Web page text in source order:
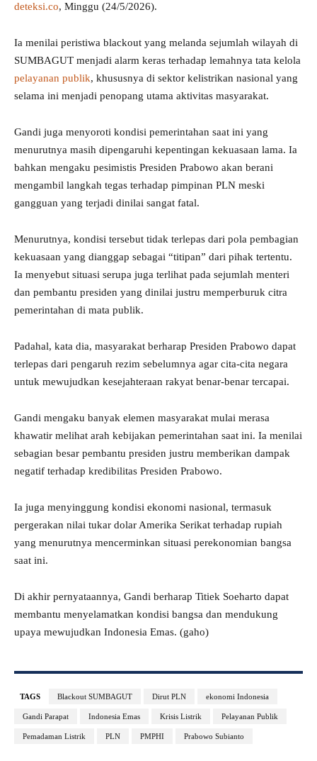
deteksi.co, Minggu (24/5/2026).
Ia menilai peristiwa blackout yang melanda sejumlah wilayah di
SUMBAGUT menjadi alarm keras terhadap lemahnya tata kelola
pelayanan publik, khususnya di sektor kelistrikan nasional yang
selama ini menjadi penopang utama aktivitas masyarakat.
Gandi juga menyoroti kondisi pemerintahan saat ini yang
menurutnya masih dipengaruhi kepentingan kekuasaan lama. Ia
bahkan mengaku pesimistis Presiden Prabowo akan berani
mengambil langkah tegas terhadap pimpinan PLN meski
gangguan yang terjadi dinilai sangat fatal.
Menurutnya, kondisi tersebut tidak terlepas dari pola pembagian
kekuasaan yang dianggap sebagai “titipan” dari pihak tertentu.
Ia menyebut situasi serupa juga terlihat pada sejumlah menteri
dan pembantu presiden yang dinilai justru memperburuk citra
pemerintahan di mata publik.
Padahal, kata dia, masyarakat berharap Presiden Prabowo dapat
terlepas dari pengaruh rezim sebelumnya agar cita-cita negara
untuk mewujudkan kesejahteraan rakyat benar-benar tercapai.
Gandi mengaku banyak elemen masyarakat mulai merasa
khawatir melihat arah kebijakan pemerintahan saat ini. Ia menilai
sebagian besar pembantu presiden justru memberikan dampak
negatif terhadap kredibilitas Presiden Prabowo.
Ia juga menyinggung kondisi ekonomi nasional, termasuk
pergerakan nilai tukar dolar Amerika Serikat terhadap rupiah
yang menurutnya mencerminkan situasi perekonomian bangsa
saat ini.
Di akhir pernyataannya, Gandi berharap Titiek Soeharto dapat
membantu menyelamatkan kondisi bangsa dan mendukung
upaya mewujudkan Indonesia Emas. (gaho)
TAGS Blackout SUMBAGUT Dirut PLN ekonomi Indonesia
Gandi Parapat Indonesia Emas Krisis Listrik Pelayanan Publik
Pemadaman Listrik PLN PMPHI Prabowo Subianto